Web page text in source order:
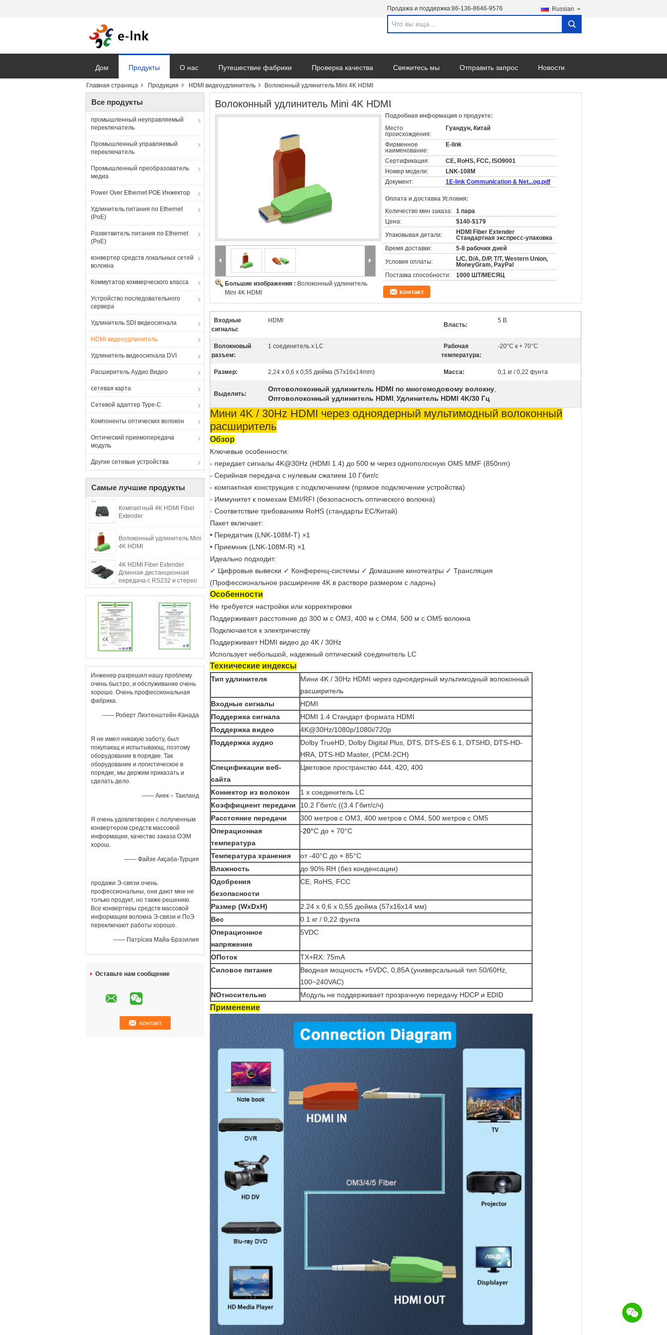
Продажа и поддержка:86-136-8646-9576 Russian
search
Дом Продукты О нас Путешествие фабрики Проверка качества Свяжитесь мы Отправить запрос Новости
Главная страница Продукция HDMI видеоудлинитель Волоконный удлинитель Mini 4K HDMI
Все продукты
промышленный неуправляемый
переключатель
Промышленный управляемый
переключатель
Промышленный преобразователь
медиа
Power Over Ethernet POE Инжектор
Удлинитель питания по Ethernet
(PoE)
Разветвитель питания по Ethernet
(PoE)
конвертер средств локальных сетей
волокна
Коммутатор коммерческого класса
Устройство последовательного
сервера
Удлинитель SDI видеосигнала
HDMI видеоудлинитель
Удлинитель видеосигнала DVI
Расширитель Аудио Видео
сетевая карта
Сетевой адаптер Type-C
Компоненты оптических волокон
Оптический приемопередача
модуль
Другие сетевые устройства
Самые лучшие продукты
Компактный 4K HDMI Fiber
Extender
Волоконный удлинитель Mini
4K HDMI
4K HDMI Fiber Extender
Длинная дистанционная
передача с RS232 и стерео
аудио
Инженер разрешил нашу проблему
очень быстро, и обслуживание очень
хорошо. Очень профессиональная
фабрика.
—— Роберт Лихтенштейн-Канада
Я не имел никакую заботу, был
покупающ и испытывающ, поэтому
оборудование в порядке. Так
оборудование и логистическое в
порядке, мы держим приказать и
сделать дело.
—— Анек – Таиланд
Я очень удовлетворен с полученным
конвертером средств массовой
информации, качество заказа ОЭМ
хорош.
—— Файзе Акçаба-Турция
продажи Э-связи очень
профессиональны, они дают мне не
только продукт, но также решению.
Все конвертеры средств массовой
информации волокна Э-связи и ПоЭ
переключают работы хорошо.
—— Патрíсиа Майа-Бразилия
Оставьте нам сообщение
Волоконный удлинитель Mini 4K HDMI
Большие изображения : Волоконный удлинитель
Mini 4K HDMI
Подробная информация о продукте:
Место
происхождения:
Гуандун, Китай
Фирменное
наименование:
E-link
Сертификация:
CE, RoHS, FCC, ISO9001
Номер модели:
LNK-108M
Документ:
1E-link Communication & Net...og.pdf
Оплата и доставка Условия:
Количество мин заказа: 1 пара
Цена:
$140-$179
Упаковывая детали:
HDMI Fiber Extender
Стандартная экспресс-упаковка
Время доставки:
5-8 рабочих дней
Условия оплаты:
L/C, D/A, D/P, T/T, Western Union,
MoneyGram, PayPal
Поставка способности:
1000 ШТ/МЕСЯЦ
контакт
Входные
сигналы:
HDMI
Власть:
5 В.
Волокновый
разъем:
1 соединитель x LC
Рабочая
температура:
-20°C к + 70°C
Размер: 2,24 х 0,6 х 0,55 дюйма (57x16x14mm) Масса: 0,1 кг / 0,22 фунта
Выделить:
Оптоволоконный удлинитель HDMI по многомодовому волокну,
Оптоволоконный удлинитель HDMI, Удлинитель HDMI 4K/30 Гц
Мини 4K / 30Hz HDMI через одноядерный мультимодный волоконный
расширитель
Обзор
Ключевые особенности:
- передает сигналы 4K@30Hz (HDMI 1.4) до 500 м через однополосную OM5 MMF (850nm)
- Серийная передача с нулевым сжатием 10 Гбит/с
- компактная конструкция с подключением (прямое подключение устройства)
- Иммунитет к помехам EMI/RFI (безопасность оптического волокна)
- Соответствие требованиям RoHS (стандарты ЕС/Китай)
Пакет включает:
• Передатчик (LNK-108M-T) ×1
• Приемник (LNK-108M-R) ×1
Идеально подходит:
✓ Цифровые вывески ✓ Конференц-системы ✓ Домашние кинотеатры ✓ Трансляция
(Профессиональное расширение 4K в растворе размером с ладонь)
Особенности
Не требуется настройки или корректировки
Поддерживает расстояние до 300 м с OM3, 400 м с OM4, 500 м с OM5 волокна
Подключается к электричеству
Поддерживает HDMI видео до 4K / 30Hz
Использует небольшой, надежный оптический соединитель LC
Технические индексы
Тип удлинителя
Мини 4K / 30Hz HDMI через одноядерный мультимодный волоконный
расширитель
Входные сигналы
HDMI
Поддержка сигнала
HDMI 1.4 Стандарт формата HDMI
Поддержка видео
4K@30Hz/1080p/1080i/720p
Поддержка аудио
Dolby TrueHD, Dolby Digital Plus, DTS, DTS-ES 6.1, DTSHD, DTS-HD-
HRA, DTS-HD Master, (PCM-2CH)
Спецификации веб-
сайта
Цветовое пространство 444, 420, 400
Коннектор из волокон
1 x соединитель LC
Коэффициент передачи
10.2 Гбит/с ((3.4 Гбит/с/ч)
Расстояние передачи
300 метров с OM3, 400 метров с OM4, 500 метров с OM5
Операционная
температура
-20°C до + 70°C
Температура хранения
от -40°C до + 85°C
Влажность
до 90% RH (без конденсации)
Одобрения
безопасности
CE, RoHS, FCC
Размер (WxDxH)
2.24 x 0,6 x 0,55 дюйма (57x16x14 мм)
Вес
0.1 кг / 0,22 фунта
Операционное
напряжение
5VDC
ОПоток
TX+RX: 75mA
Силовое питание
Вводная мощность +5VDC, 0,85A (универсальный тип 50/60Hz,
100~240VAC)
NОтносительно Модуль не поддерживает прозрачную передачу HDCP и EDID
Применение